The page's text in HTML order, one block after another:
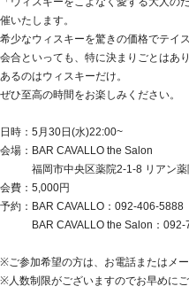
催いたします。
希少なウィスキーを驚きの価格でテイ
会合といっても、特に決まりごとはあり
あるのはウィスキーだけ。
ぜひ至高の時間をお楽しみください。
日時：5月30日(水)22:00~
会場：BAR CAVALLO the Salon
福岡市中央区薬院2-1-8 リアン薬
会費：5,000円
予約：BAR CAVALLO：092-406-5888
BAR CAVALLO the Salon：092-
※ご参加希望の方は、お電話またはメー
※人数制限がございますのでお早めにご